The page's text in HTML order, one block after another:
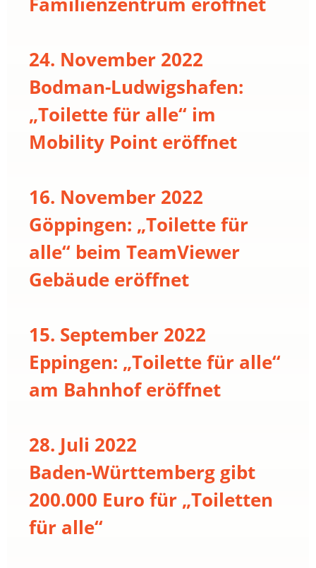
24. November 2022
Bodman-Ludwigshafen:
„Toilette für alle“ im
Mobility Point eröffnet
16. November 2022
Göppingen: „Toilette für
alle“ beim TeamViewer
Gebäude eröffnet
15. September 2022
Eppingen: „Toilette für alle“
am Bahnhof eröffnet
28. Juli 2022
Baden-Württemberg gibt
200.000 Euro für „Toiletten
für alle“